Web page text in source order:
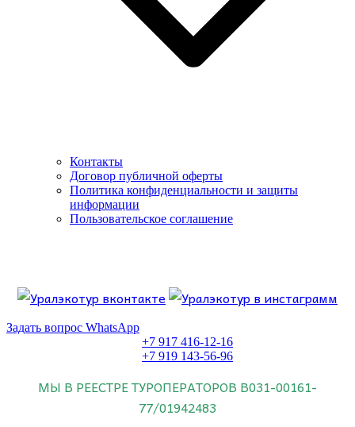
Контакты
Договор публичной оферты
Политика конфиденциальности и защиты
информации
Пользовательское соглашение
Знайте об этом.
Задать вопрос WhatsApp
+7 917 416-12-16
+7 919 143-56-96
МЫ В РЕЕСТРЕ ТУРОПЕРАТОРОВ В031-00161-
77/01942483